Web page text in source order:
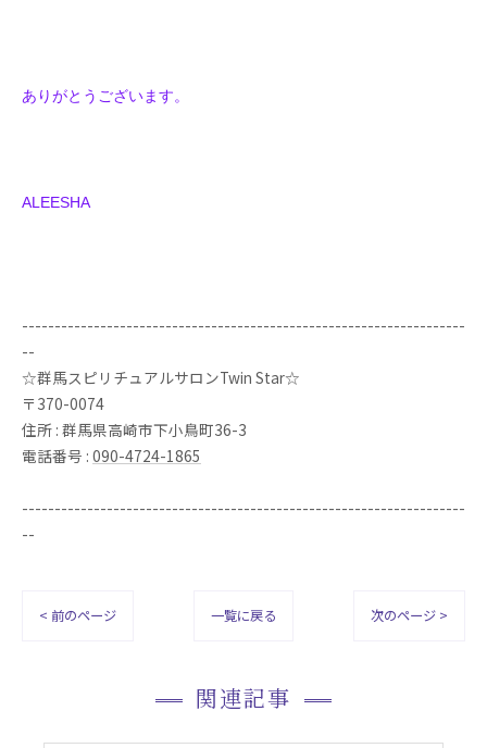
ありがとうございます。
ALEESHA
--------------------------------------------------------------------
--
☆群馬スピリチュアルサロンTwin Star☆
〒370-0074
住所 : 群馬県高崎市下小鳥町36-3
電話番号 : 090-4724-1865
--------------------------------------------------------------------
--
< 前のページ 一覧に戻る 次のページ >
関連記事